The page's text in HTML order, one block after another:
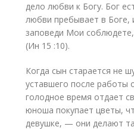
дело любви к Богу. Бог
любви пребывает в Боге,
заповеди Мои
(Ин 15 :10).
Когда сын старается не
уставшего после работы
голодное время отдает
юноша покупает цветы,
девушке, — они делают